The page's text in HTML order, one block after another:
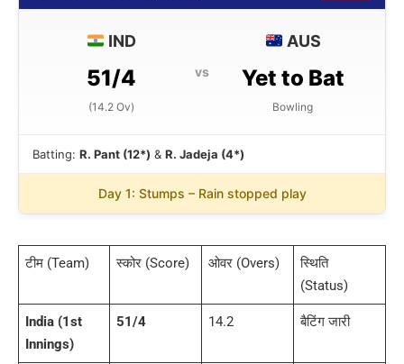
IND
51/4
(14.2 Ov)
vs
AUS
Yet to Bat
Bowling
Batting: R. Pant (12*) & R. Jadeja (4*)
Day 1: Stumps – Rain stopped play
टीम (Team) स्कोर (Score) ओवर (Overs)
स्थिति
(Status)
India (1st
Innings)
51/4 14.2 बैटिंग जारी